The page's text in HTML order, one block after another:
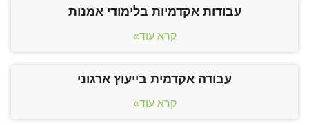
עבודות אקדמיות בלימודי אמנות
קרא עוד»
עבודה אקדמית בייעוץ ארגוני
קרא עוד»